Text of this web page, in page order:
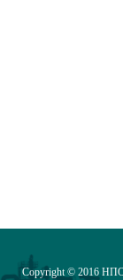
Copyright © 2016